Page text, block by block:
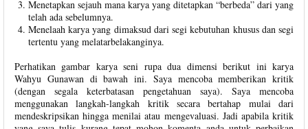
Menetapkan sejauh mana karya yang ditetapkan “berbeda” dari yang
telah ada sebelumnya.
Menelaah karya yang dimaksud dari segi kebutuhan khusus dan segi
tertentu yang melatarbelakanginya.
Perhatikan gambar karya seni rupa dua dimensi berikut ini karya
Wahyu Gunawan di bawah ini. Saya mencoba memberikan kritik
(dengan segala keterbatasan pengetahuan saya). Saya mencoba
menggunakan langkah-langkah kritik secara bertahap mulai dari
mendeskripsikan hingga menilai atau mengevaluasi. Jadi apabila kritik